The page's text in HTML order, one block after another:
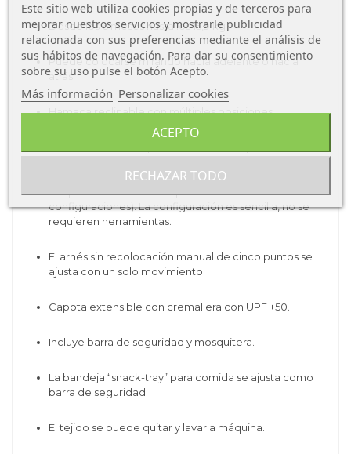
Desde los 6 meses hasta los 15,9 kg
Puede colocarse mirando hacia adelante o hacia
atrás.
Hamaca reclinable con múltiples posiciones
patinete PiggyBack o elgrupo 0+. (consultar
adaptadores necesarios para las diferentes
configuraciones). La configuración es sencilla, no se
requieren herramientas.
El arnés sin recolocación manual de cinco puntos se
ajusta con un solo movimiento.
Capota extensible con cremallera con UPF +50.
Incluye barra de seguridad y mosquitera.
La bandeja “snack-tray” para comida se ajusta como
barra de seguridad.
El tejido se puede quitar y lavar a máquina.
Este sitio web utiliza cookies propias y de terceros para
mejorar nuestros servicios y mostrarle publicidad
relacionada con sus preferencias mediante el análisis de
sus hábitos de navegación. Para dar su consentimiento
sobre su uso pulse el botón Acepto.
Más información Personalizar cookies
RECHAZAR TODO
ACEPTO